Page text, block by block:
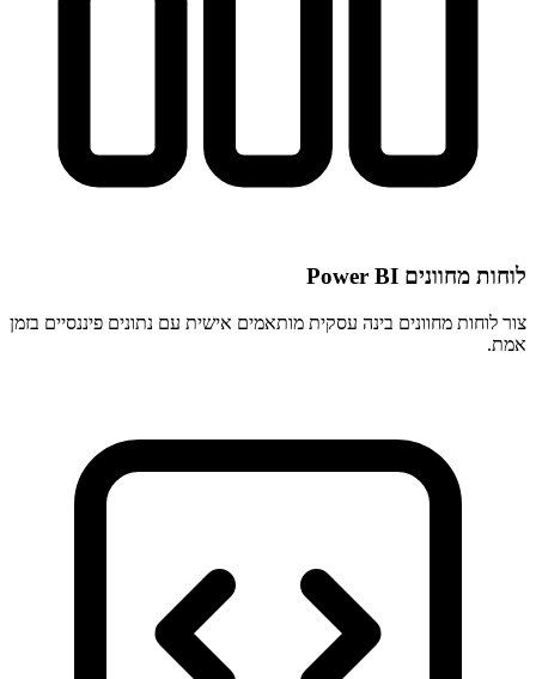
לוחות מחוונים Power BI
צור לוחות מחוונים בינה עסקית מותאמים אישית עם נתונים פיננסיים בזמן
אמת.